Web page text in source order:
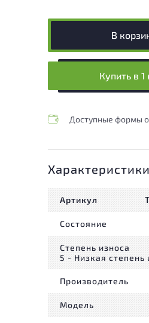
В
Купить в 1
Доступные формы
Характеристики
Артикул
Состояние
Степень износа
5 - Низкая степень
Производитель
Модель